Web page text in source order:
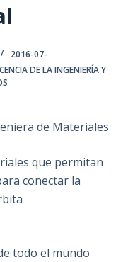
2016-07-
DE LA INGENIERÍA Y
de Materiales
que permitan
conectar la
todo el mundo